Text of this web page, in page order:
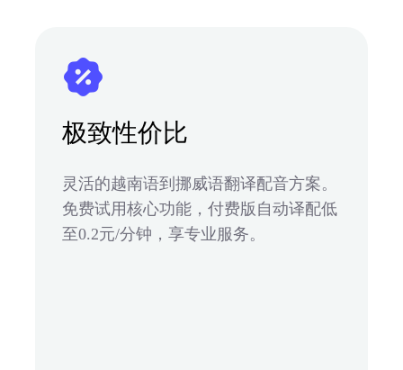
极致性价比
灵活的越南语到挪威语翻译配音方案。
免费试用核心功能，付费版自动译配低
至0.2元/分钟，享专业服务。